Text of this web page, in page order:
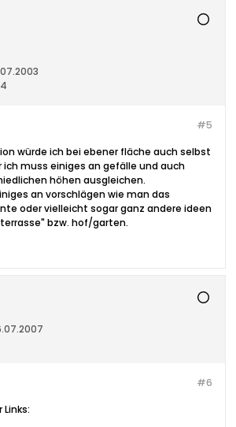
#5
würde ich bei ebener fläche auch selbst
muss einiges an gefälle und auch
höhen ausgleichen.
an vorschlägen wie man das
oder vielleicht sogar ganz andere ideen
bzw. hof/garten.
#6